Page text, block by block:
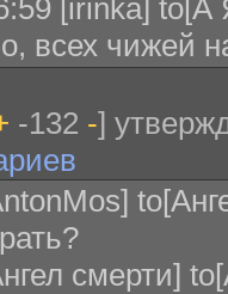
[irinka]
всех чижей
-132 -]
смерти]